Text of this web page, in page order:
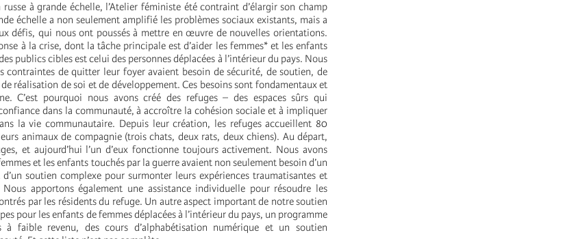
russe à grande échelle, l’Atelier féministe été contraint d’élargir son champ
échelle a non seulement amplifié les problèmes sociaux existants, mais a
défis, qui nous ont poussés à mettre en œuvre de nouvelles orientations.
à la crise, dont la tâche principale est d’aider les femmes* et les enfants
publics cibles est celui des personnes déplacées à l’intérieur du pays. Nous
contraintes de quitter leur foyer avaient besoin de sécurité, de soutien, de
réalisation de soi et de développement. Ces besoins sont fondamentaux et
C’est pourquoi nous avons créé des refuges – des espaces sûrs qui
dans la communauté, à accroître la cohésion sociale et à impliquer
la vie communautaire. Depuis leur création, les refuges accueillent 80
animaux de compagnie (trois chats, deux rats, deux chiens). Au départ,
et aujourd’hui l’un d’eux fonctionne toujours activement. Nous avons
et les enfants touchés par la guerre avaient non seulement besoin d’un
soutien complexe pour surmonter leurs expériences traumatisantes et
apportons également une assistance individuelle pour résoudre les
par les résidents du refuge. Un autre aspect important de notre soutien
pour les enfants de femmes déplacées à l’intérieur du pays, un programme
à faible revenu, des cours d’alphabétisation numérique et un soutien